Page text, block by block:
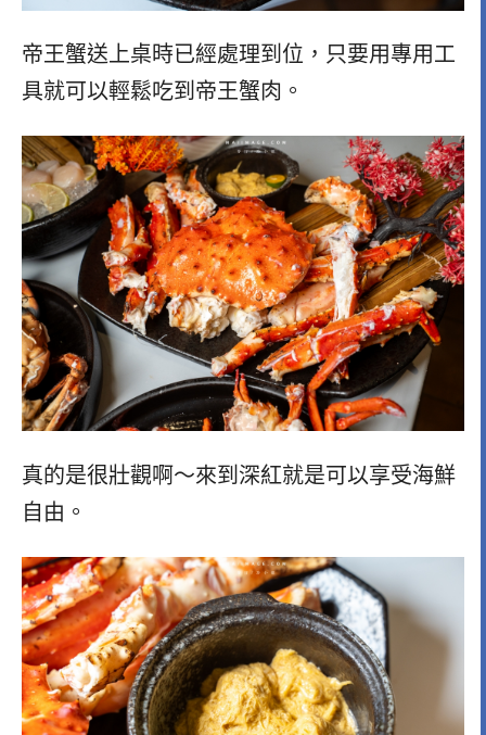
帝王蟹送上桌時已經處理到位，只要用專用工
具就可以輕鬆吃到帝王蟹肉。
真的是很壯觀啊～來到深紅就是可以享受海鮮
自由。